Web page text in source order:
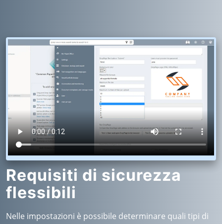
Requisiti di sicurezza
flessibili
Nelle impostazioni è possibile determinare quali tipi di